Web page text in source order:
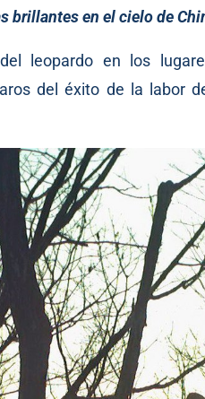
brillantes en el cielo de
leopardo en los
del éxito de la labor